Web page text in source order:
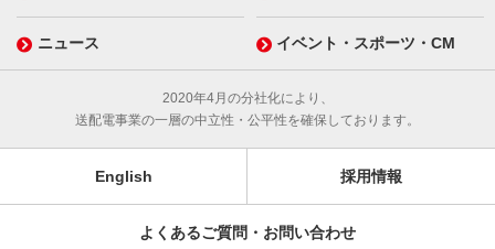
ニュース イベント・スポーツ・CM
2020年4月の分社化により、
送配電事業の一層の中立性・公平性を確保しております。
English 採用情報
よくあるご質問・お問い合わせ